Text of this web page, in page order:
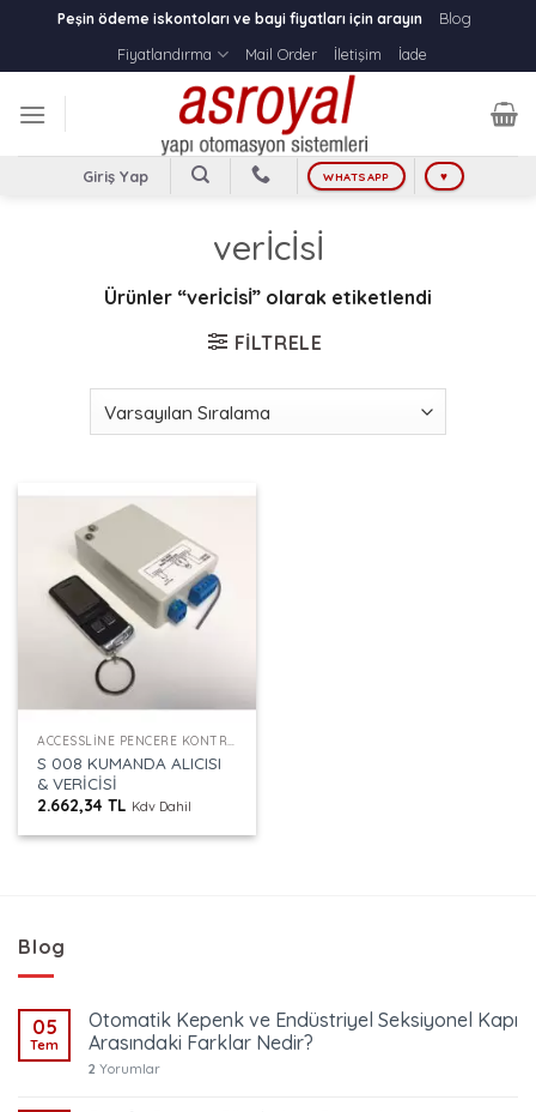
content
Peşin ödeme iskontoları ve bayi fiyatları için arayın
Blog
Fiyatlandırma
Mail Order İletişim İade
Giriş Yap WHATSAPP ♥
verİcİsİ
Ürünler “verİcİsİ” olarak etiketlendi
FILTRELE
ACCESSLINE PENCERE KONTROL
S 008 KUMANDA ALICISI
& VERİCİSİ
2.662,34TL Kdv Dahil
Blog
05
Tem
Otomatik Kepenk ve Endüstriyel Seksiyonel Kapı
Arasındaki Farklar Nedir?
2 Yorumlar